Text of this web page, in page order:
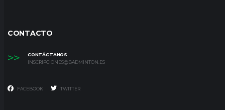
CONTACTO
>>
CONTÁCTANOS
INSCRIPCIONES@BADMINTON.ES
FACEBOOK TWITTER